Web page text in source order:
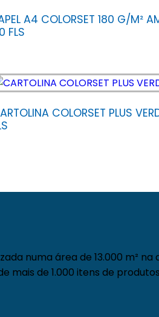
A4 COLORSET 180 G/M²
FLS
COLORSET PLUS
numa área de 13.000 m²
mais de 1.000 itens de